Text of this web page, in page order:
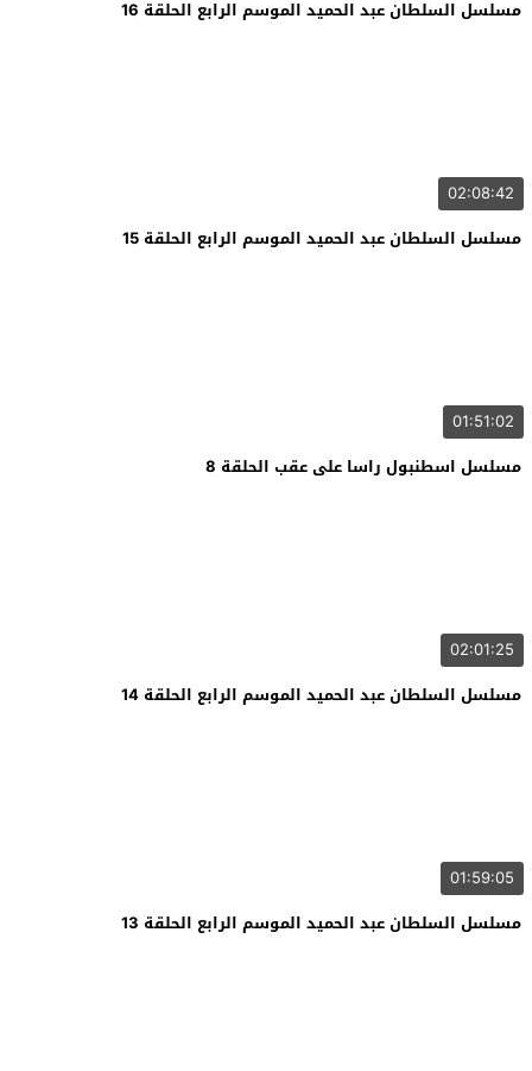
مسلسل السلطان عبد الحميد الموسم الرابع الحلقة 16
02:08:42
مسلسل السلطان عبد الحميد الموسم الرابع الحلقة 15
01:51:02
مسلسل اسطنبول راسا على عقب الحلقة 8
02:01:25
مسلسل السلطان عبد الحميد الموسم الرابع الحلقة 14
01:59:05
مسلسل السلطان عبد الحميد الموسم الرابع الحلقة 13